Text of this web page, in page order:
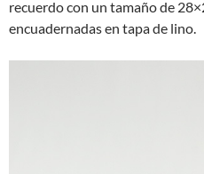
recuerdo con un tamaño de
encuadernadas en tapa de lino.